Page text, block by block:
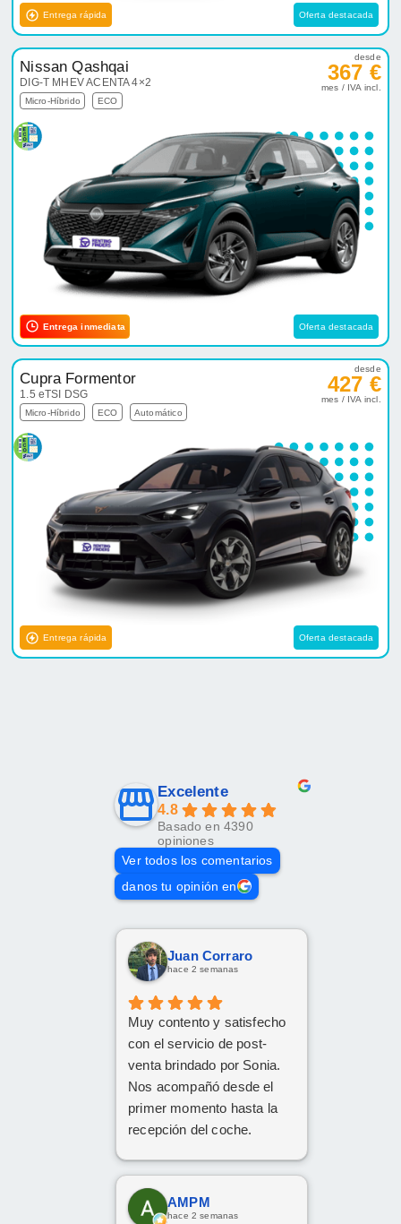
Entrega rápida Oferta destacada
Nissan Qashqai
DIG-T MHEV ACENTA 4×2
Micro-Híbrido ECO
desde
367 €
mes / IVA incl.
Entrega inmediata Oferta destacada
Cupra Formentor
1.5 eTSI DSG
Micro-Híbrido ECO Automático
desde
427 €
mes / IVA incl.
Entrega rápida Oferta destacada
Excelente
4.8
Basado en 4390
opiniones
Ver todos los comentarios
danos tu opinión en
Juan Corraro
hace 2 semanas
Muy contento y satisfecho
con el servicio de post-
venta brindado por Sonia.
Nos acompañó desde el
primer momento hasta la
recepción del coche.
nuestras consultas y nos
mantuvo constantemente
informados.
AMPM
hace 2 semanas